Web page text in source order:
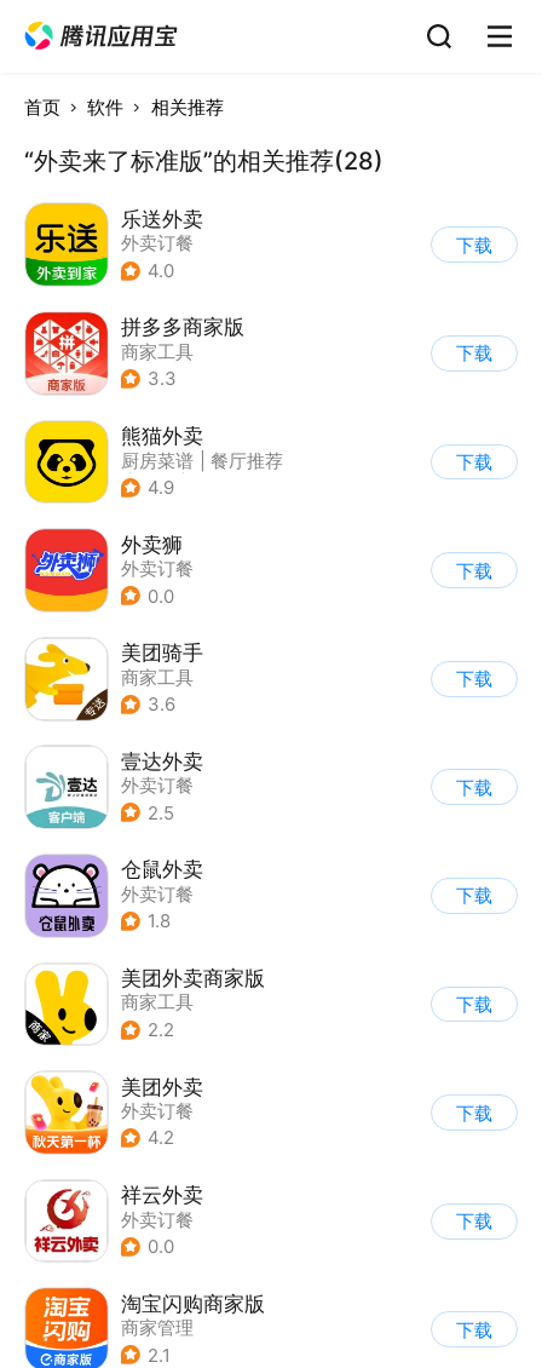
首页 软件 相关推荐
“外卖来了标准版”的相关推荐(28)
乐送外卖
外卖订餐
4.0
下载
拼多多商家版
商家工具
3.3
下载
熊猫外卖
厨房菜谱
餐厅推荐
| 酒店
4.9
下载
外卖狮
外卖订餐
0.0
下载
美团骑手
商家工具
3.6
下载
壹达外卖
外卖订餐
2.5
下载
仓鼠外卖
外卖订餐
1.8
下载
美团外卖商家版
商家工具
2.2
下载
美团外卖
外卖订餐
4.2
下载
祥云外卖
外卖订餐
0.0
下载
淘宝闪购商家版
商家管理
2.1
下载